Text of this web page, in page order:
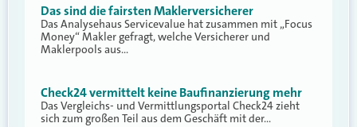
Das sind die fairsten Maklerversicherer
Das Analysehaus Servicevalue hat zusammen mit „Focus
Money“ Makler gefragt, welche Versicherer und
Maklerpools aus…
Check24 vermittelt keine Baufinanzierung mehr
Das Vergleichs- und Vermittlungsportal Check24 zieht
sich zum großen Teil aus dem Geschäft mit der…